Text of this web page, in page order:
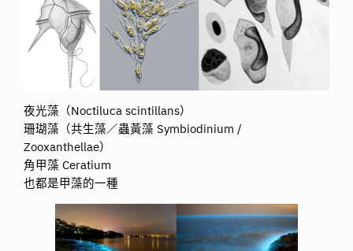
夜光藻（Noctiluca scintillans）
珊瑚藻（共生藻／蟲黃藻 Symbiodinium /
Zooxanthellae）
角甲藻 Ceratium
也都是甲藻的一種